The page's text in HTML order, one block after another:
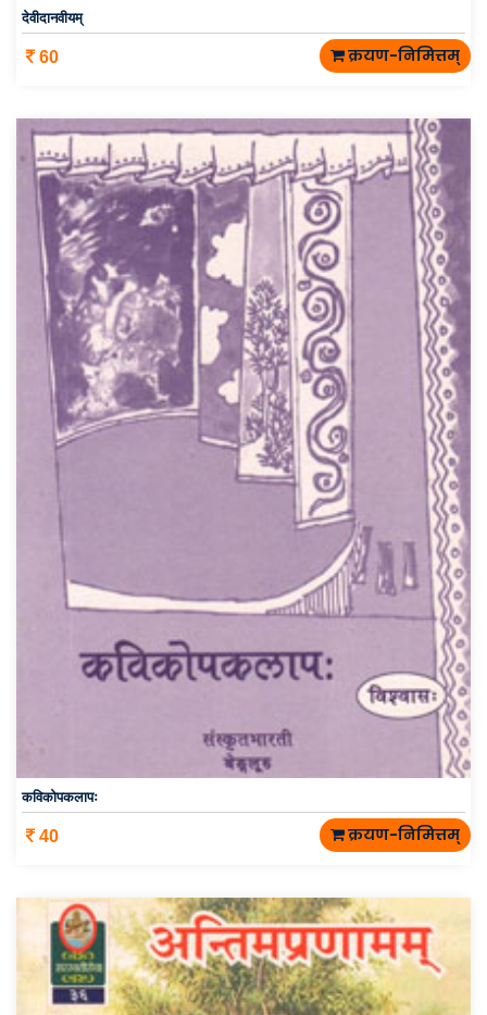
देवीदानवीयम्
60 क्रयण-निमित्तम्
कविकोपकलापः
40 क्रयण-निमित्तम्